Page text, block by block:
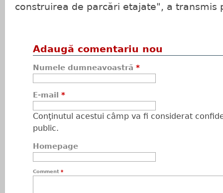
construirea de parcări etajate", a transmis
Adaugă comentariu nou
Numele dumneavoastră *
E-mail *
Conţinutul acestui câmp va fi considerat
public.
Homepage
Comment *